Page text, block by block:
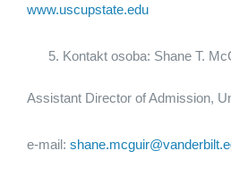
www.uscupstate.edu
Kontakt osoba: Shane T.
Assistant Director of Admission,
e-mail: